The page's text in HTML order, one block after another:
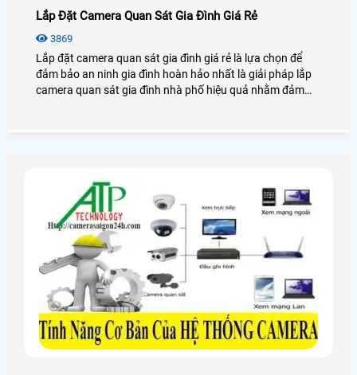
Lắp Đặt Camera Quan Sát Gia Đình Giá Rẻ
3869
Lắp đặt camera quan sát gia đình giá rẻ là lựa chọn để
đảm bảo an ninh gia đình hoàn hảo nhất là giải pháp lắp
camera quan sát gia đình nhà phố hiệu quả nhằm đảm